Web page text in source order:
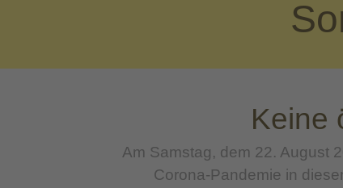
Keine
Am Samstag, dem 22. August
Corona-Pandemie in